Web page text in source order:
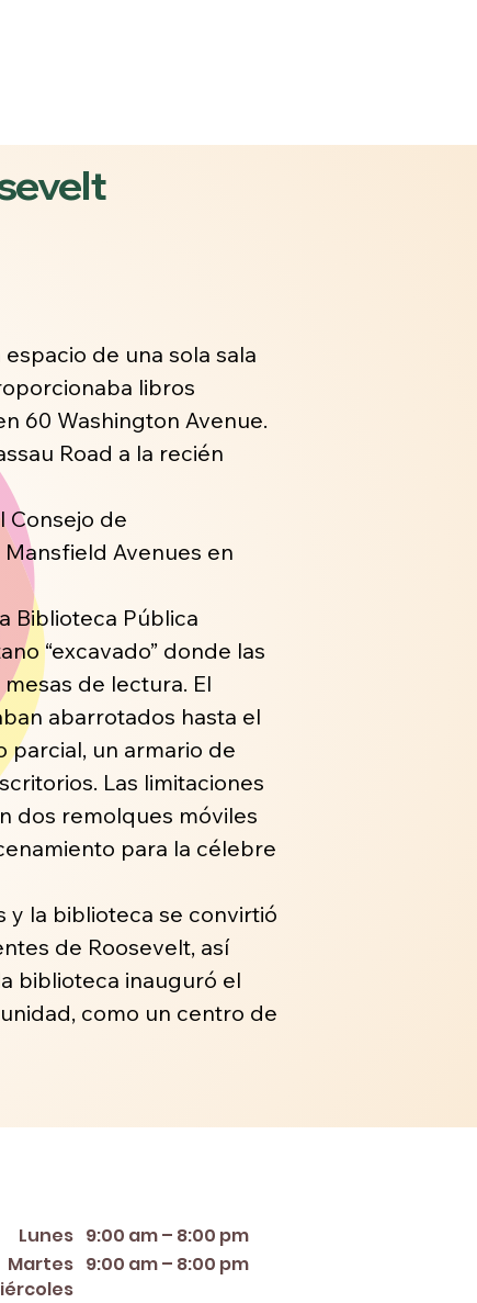
de una sola sala
libros
60 Washington Avenue.
Road a la recién
Consejo de
Avenues en
Biblioteca Pública
“excavado” donde las
de lectura. El
abarrotados hasta el
parcial, un armario de
Las limitaciones
dos remolques móviles
para la célebre
y la biblioteca se convirtió
de Roosevelt, así
biblioteca inauguró el
como un centro de
Lunes
Martes
9:00 am – 8:00 pm
9:00 am – 8:00 pm